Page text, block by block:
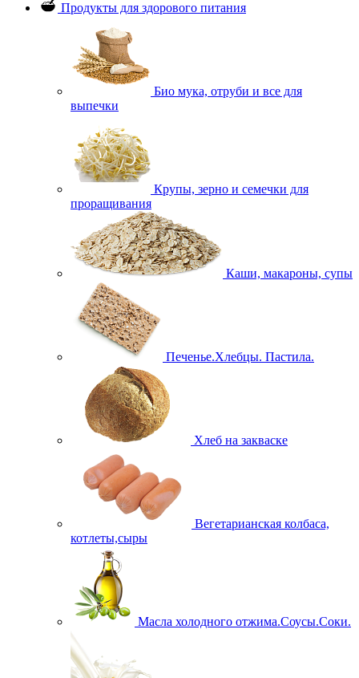
Продукты для здорового питания
Био мука, отруби и все для
выпечки
Крупы, зерно и семечки для
проращивания
Каши, макароны, супы
Печенье.Хлебцы. Пастила.
Хлеб на закваске
Вегетарианская колбаса,
котлеты,сыры
Масла холодного отжима.Соусы.Соки.